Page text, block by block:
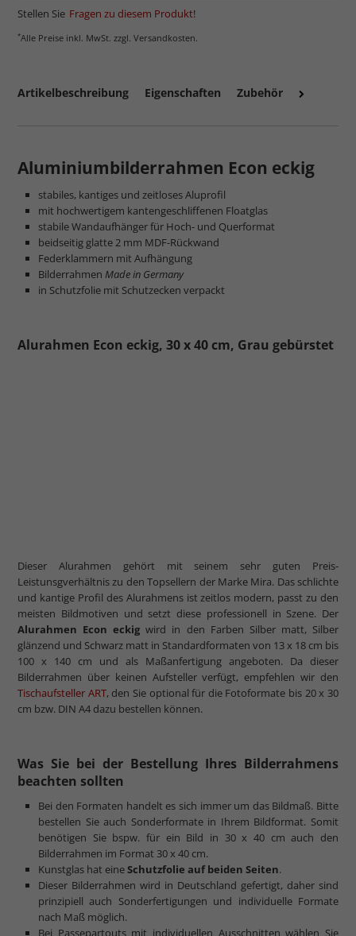
mehr zu Kunstglas und Acrylglas
Stellen Sie Fragen zu diesem Produkt!
*Alle Preise inkl. MwSt. zzgl. Versandkosten.
Artikelbeschreibung Eigenschaften Zubehör
Aluminiumbilderrahmen Econ eckig
stabiles, kantiges und zeitloses Aluprofil
mit hochwertigem kantengeschliffenen Floatglas
stabile Wandaufhänger für Hoch- und Querformat
beidseitig glatte 2 mm MDF-Rückwand
Federklammern mit Aufhängung
Bilderrahmen Made in Germany
in Schutzfolie mit Schutzecken verpackt
Alurahmen Econ eckig, 30 x 40 cm, Grau gebürstet
Dieser Alurahmen gehört mit seinem sehr guten Preis-
Leistunsgverhältnis zu den Topsellern der Marke Mira. Das schlichte
und kantige Profil des Alurahmens ist zeitlos modern, passt zu den
meisten Bildmotiven und setzt diese professionell in Szene. Der
Alurahmen Econ eckig wird in den Farben Silber matt, Silber
glänzend und Schwarz matt in Standardformaten von 13 x 18 cm bis
100 x 140 cm und als Maßanfertigung angeboten. Da dieser
Bilderrahmen über keinen Aufsteller verfügt, empfehlen wir den
Tischaufsteller ART, den Sie optional für die Fotoformate bis 20 x 30
cm bzw. DIN A4 dazu bestellen können.
Was Sie bei der Bestellung Ihres Bilderrahmens
beachten sollten
Bei den Formaten handelt es sich immer um das Bildmaß. Bitte
bestellen Sie auch Sonderformate in Ihrem Bildformat. Somit
benötigen Sie bspw. für ein Bild in 30 x 40 cm auch den
Bilderrahmen im Format 30 x 40 cm.
Kunstglas hat eineSchutzfolie auf beiden Seiten.
Dieser Bilderrahmen wird in Deutschland gefertigt, daher sind
prinzipiell auch Sonderfertigungen und individuelle Formate
nach Maß möglich.
Bei Passepartouts mit individuellen Ausschnitten wählen Sie